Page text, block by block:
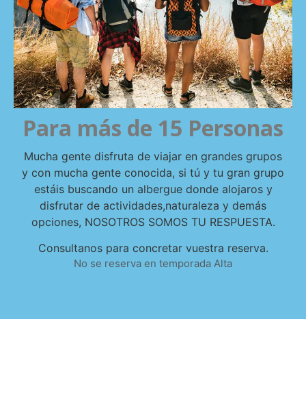
Para más de 15 Personas
Mucha gente disfruta de viajar en grandes grupos
y con mucha gente conocida, si tú y tu gran grupo
estáis buscando un albergue donde alojaros y
disfrutar de actividades,naturaleza y demás
opciones, NOSOTROS SOMOS TU RESPUESTA.
Consultanos para concretar vuestra reserva.
No se reserva en temporada Alta